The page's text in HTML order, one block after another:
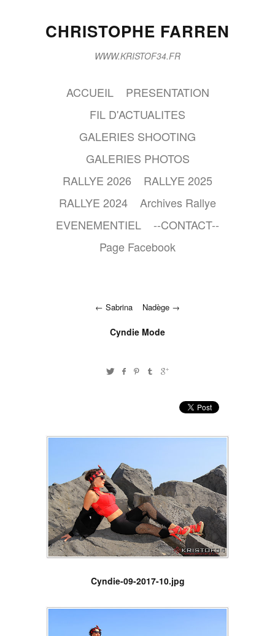
CHRISTOPHE FARREN
WWW.KRISTOF34.FR
ACCUEIL
PRESENTATION
FIL D'ACTUALITES
GALERIES SHOOTING
GALERIES PHOTOS
RALLYE 2026
RALLYE 2025
RALLYE 2024
Archives Rallye
EVENEMENTIEL
--CONTACT--
Page Facebook
Sabrina Nadège
Cyndie Mode
Cyndie-09-2017-10.jpg